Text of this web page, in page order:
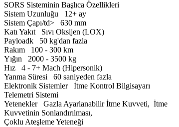
SORS Sisteminin Başlıca Özellikleri
Sistem Uzunluğu 12+ ay
Sistem Çapı/td> 630 mm
Katı Yakıt Sıvı Oksijen (LOX)
Payloadk 50 kg'dan fazla
Rakım 100 - 300 km
Yığın 2000 - 3500 kg
Hız 4 - 7+ Mach (Hipersonik)
Yanma Süresi 60 saniyeden fazla
Elektronik Sistemler İtme Kontrol Bilgisayarı
Telemetri Sistemi
Yetenekler Gazla Ayarlanabilir İtme Kuvveti, İtme
Kuvvetinin Sonlandırılması,
Çoklu Ateşleme Yeteneği